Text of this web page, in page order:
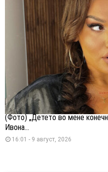
(Фото) „Детето во мене
Ивона...
16:01 - 9 август, 2026